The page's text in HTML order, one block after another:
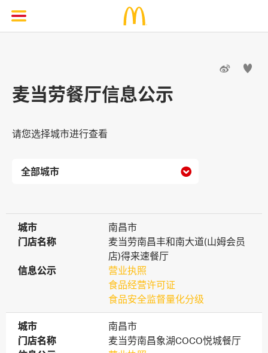
 
麦当劳餐厅信息公示
请您选择城市进行查看

城市
城市
南昌市
门店名称
门店名称
麦当劳南昌丰和南大道(山姆会员
店)得来速餐厅
信息公示
信息公示
营业执照
食品经营许可证
食品安全监督量化分级
城市
城市
南昌市
门店名称
门店名称
麦当劳南昌象湖COCO悦城餐厅